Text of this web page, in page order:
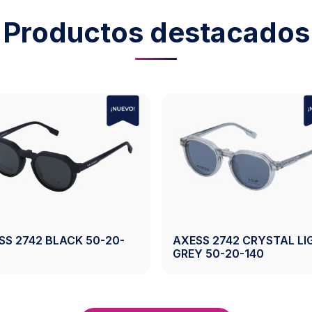
Productos destacados
2743 CRYSTAL
50-19-140
AXESS 2743 CRYSTAL
50-19-140